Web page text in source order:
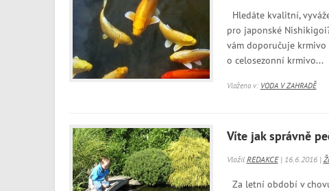
Hledáte kvalitní,
pro japonské
vám doporučuje krmivo
o celosezonní krmivo...
Vloženo v: VODA V ZAHRADĚ
Víte jak správně
Vložil REDAKCE| 16.6.2016 |
Za letní období v